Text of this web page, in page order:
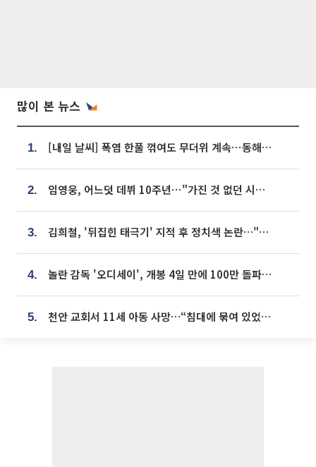
많이 본 뉴스
1. [내일 날씨] 폭염 한풀 꺾여도 무더위 계속⋯동해안 이틀 연속 비
2. 임영웅, 어느덧 데뷔 10주년⋯"가진 것 없던 시절, 내 앞엔 20명의 팬뿐"
3. 김희철, '뒤집힌 태극기' 지적 후 정치색 논란…"좌우 떠나 우리나라 국기"
4. 놀란 감독 '오디세이', 개봉 4일 만에 100만 돌파⋯'왕사남' 보다 빠르다
5. 천안 교회서 11세 아동 사망…“침대에 묶여 있었다” 진술 확보